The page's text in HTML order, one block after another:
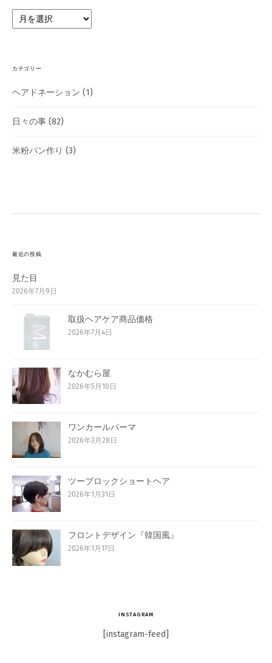
カテゴリー
ヘアドネーション (1)
日々の事 (82)
米粉パン作り (3)
最近の投稿
見た目
2026年7月9日
取扱ヘアケア商品価格
2026年7月4日
なかむら屋
2026年5月10日
ワンカールパーマ
2026年3月28日
ツーブロックショートヘア
2026年1月31日
フロントデザイン『韓国風』
2026年1月17日
INSTAGRAM
[instagram-feed]